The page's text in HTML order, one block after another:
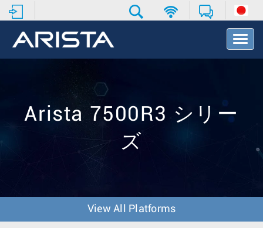
T
o
Arista 7500R3 シリー
ズ
View All Platforms